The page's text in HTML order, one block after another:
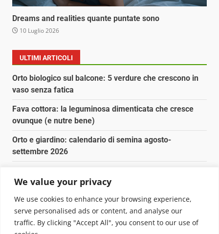
We value your privacy
We use cookies to enhance your browsing experience,
serve personalised ads or content, and analyse our
traffic. By clicking "Accept All", you consent to our use of
Dreams and realities quante puntate sono
10 Luglio 2026
ULTIMI ARTICOLI
Orto biologico sul balcone: 5 verdure che crescono in
vaso senza fatica
Fava cottora: la leguminosa dimenticata che cresce
ovunque (e nutre bene)
Orto e giardino: calendario di semina agosto-
settembre 2026
Fava cottora: come cucinarla, quando è di stagione e
perché vale la pena
Copyright © 2025 Biopianeta.it proprietà di Jws Media